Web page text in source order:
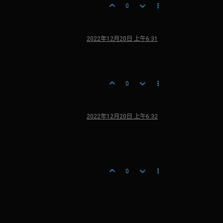
0
2022年12月20日 上午6:31
0
2022年12月20日 上午6:32
0